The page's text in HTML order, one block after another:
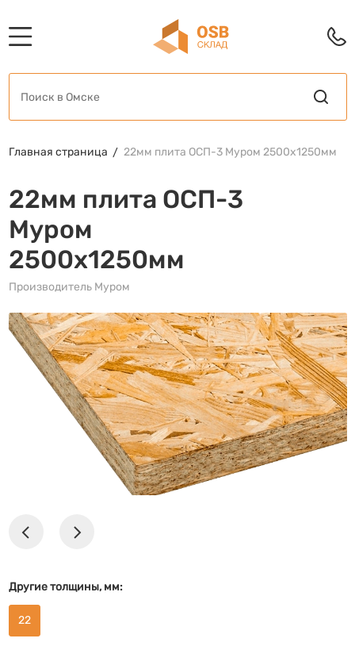
Главная страница 22мм плита ОСП-3 Муром 2500х1250мм
22мм плита ОСП-3
Муром
2500х1250мм
Производитель Муром
Другие толщины, мм:
22